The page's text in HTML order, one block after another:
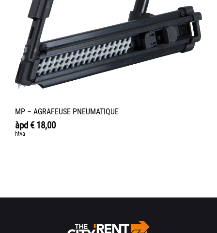
MP – AGRAFEUSE PNEUMATIQUE
àpd €18,00
htva